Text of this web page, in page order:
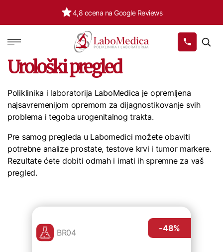
500.000+ pacijenata
Labomedica
Urološki pregled
Poliklinika i laboratorija LaboMedica je opremljena
najsavremenijom opremom za dijagnostikovanje svih
problema i tegoba urogenitalnog trakta.
Pre samog pregleda u Labomedici možete obaviti
potrebne analize prostate, testove krvi i tumor markere.
Rezultate ćete dobiti odmah i imati ih spremne za vaš
pregled.
BR04 -48%